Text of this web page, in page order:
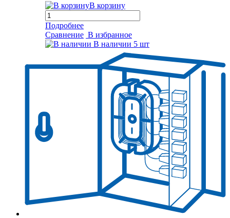
В корзину
Подробнее
Сравнение В избранное
В наличии 5 шт